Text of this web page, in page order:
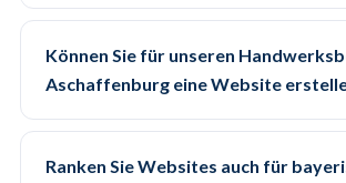
Können Sie für unseren
Aschaffenburg eine Website
Ranken Sie Websites auch für